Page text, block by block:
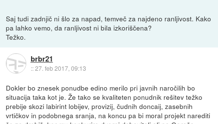
Saj tudi zadnjič ni šlo za napad, temveč za najdeno ranljivost. Kako
pa lahko vemo, da ranljivost ni bila izkoriščena?
Težko.
brbr21
::27. feb 2017, 09:13
Dokler bo znesek ponudbe edino merilo pri javnih naročilih bo
situacija taka kot je. Že tako se kvaliteten ponudnik rešitev težko
prebije skozi labirint lobijev, provizij, čudnih doncaij, zasebnih
vrtičkov in podobnega sranja, na koncu pa bi moral projekt narediti